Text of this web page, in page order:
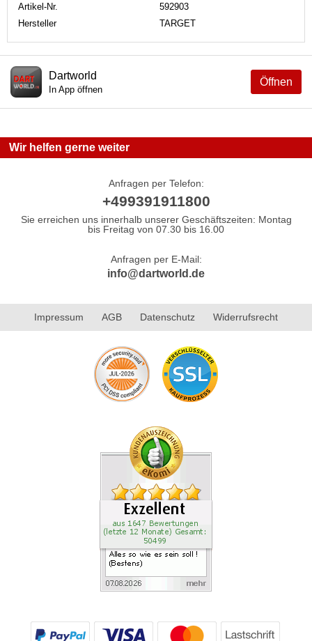
Artikel-Nr.
592903
Hersteller
TARGET
Öffnen
Dartworld
In App öffnen
Wir helfen gerne weiter
Anfragen per Telefon:
+499391911800
Sie erreichen uns innerhalb unserer Geschäftszeiten: Montag
bis Freitag von 07.30 bis 16.00
Anfragen per E-Mail:
info@dartworld.de
Impressum AGB Datenschutz Widerrufsrecht